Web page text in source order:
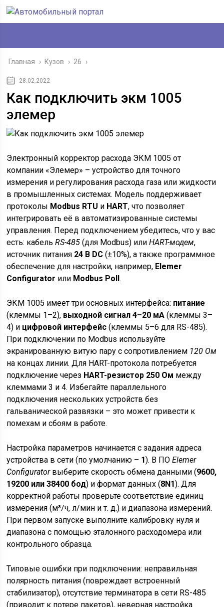
Главная › Кузов › 26 ›
28.02.2022
Как подключить экм 1005
элемер
Электронный корректор расхода ЭКМ 1005 от
компании «Элемер» – устройство для точного
измерения и регулирования расхода газа или жидкости
в промышленных системах. Модель поддерживает
протоколы Modbus RTU и HART, что позволяет
интегрировать её в автоматизированные системы
управления. Перед подключением убедитесь, что у вас
есть: кабельRS-485 (для Modbus) илиHART-модем,
источник питания 24 В DC (±10%), а также программное
обеспечение для настройки, например, Elemer
Configurator или Modbus Poll.
ЭКМ 1005 имеет три основных интерфейса: питание
(клеммы 1–2), выходной сигнал 4–20 мА (клеммы 3–
4) и цифровой интерфейс (клеммы 5–6 для RS-485).
При подключении по Modbus используйте
экранированную витую пару с сопротивлением 120 Ом
на концах линии. Для HART-протокола потребуется
подключение через HART-резистор 250 Ом между
клеммами 3 и 4. Избегайте параллельного
подключения нескольких устройств без
гальванической развязки – это может привести к
помехам и сбоям в работе.
Настройка параметров начинается с задания адреса
устройства в сети (по умолчанию – 1). В ПОElemer
Configuratorвыберите скорость обмена данными (9600,
19200 или 38400 бод) и формат данных (8N1). Для
корректной работы проверьте соответствие единиц
измерения (м³/ч, л/мин и т. д.) и диапазона измерений.
При первом запуске выполните калибровку нуля и
диапазона с помощью эталонного расходомера или
контрольного образца.
Типовые ошибки при подключении: неправильная
полярность питания (повреждает встроенный
стабилизатор), отсутствие терминатора в сети RS-485
(приводит к потере пакетов), неверная настройка